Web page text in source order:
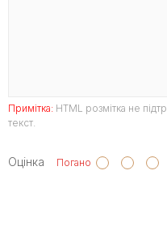
Примітка: HTML розмітка не
текст.
Оцінка Погано